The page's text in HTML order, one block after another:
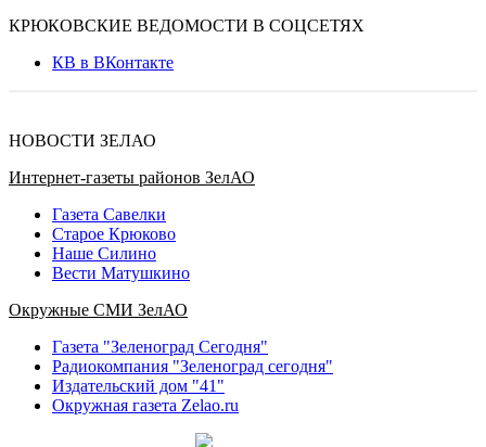
КРЮКОВСКИЕ ВЕДОМОСТИ В СОЦСЕТЯХ
КВ в ВКонтакте
НОВОСТИ ЗЕЛАО
Интернет-газеты районов ЗелАО
Газета Савелки
Старое Крюково
Наше Силино
Вести Матушкино
Окружные СМИ ЗелАО
Газета "Зеленоград Сегодня"
Радиокомпания "Зеленоград сегодня"
Издательский дом "41"
Окружная газета Zelao.ru